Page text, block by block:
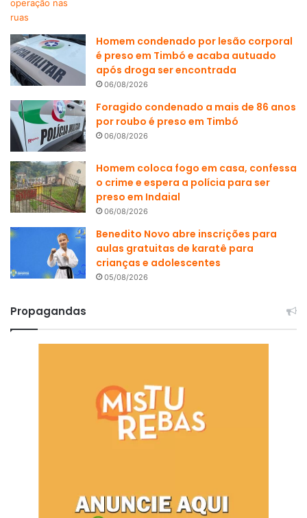
Homem condenado por lesão corporal
é preso em Timbó e acaba autuado
após droga ser encontrada
06/08/2026
Foragido condenado a mais de 86 anos
por roubo é preso em Timbó
06/08/2026
Homem coloca fogo em casa, confessa
o crime e espera a polícia para ser
preso em Indaial
06/08/2026
Benedito Novo abre inscrições para
aulas gratuitas de karatê para
crianças e adolescentes
05/08/2026
Propagandas